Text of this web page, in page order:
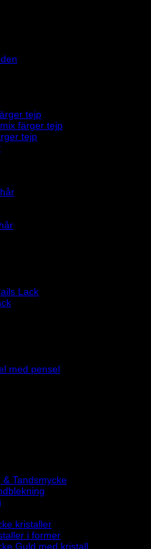
tejp
färger tejp
tejp
Lack
med pensel
Tandsmycke
kristaller
i former
Guld med kristall